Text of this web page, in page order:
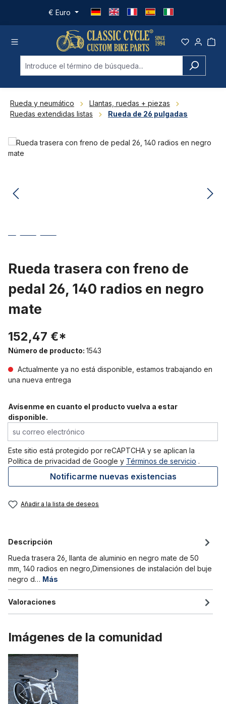
Saltar al contenido principal
€ Euro
Rueda y neumático
Llantas, ruedas + piezas
Ruedas extendidas listas
Rueda de 26 pulgadas
Omitir galería de imágenes
Rueda trasera con freno de
pedal 26, 140 radios en negro
mate
152,47 €*
Número de producto: 1543
Actualmente ya no está disponible, estamos trabajando en
una nueva entrega
Avísenme en cuanto el producto vuelva a estar
disponible.
su correo electrónico
Este sitio está protegido por reCAPTCHA y se aplican la
Política de privacidad de Google y Términos de servicio .
Notificarme nuevas existencias
Añadir a la lista de deseos
Descripción
Rueda trasera 26, llanta de aluminio en negro mate de 50
mm, 140 radios en negro,Dimensiones de instalación del buje
negro d… Más
Valoraciones
Imágenes de la comunidad